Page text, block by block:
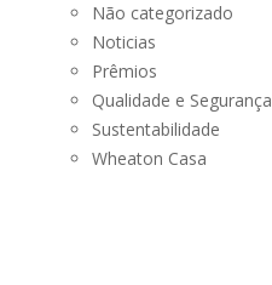
Não categorizado
Noticias
Prêmios
Qualidade e Segurança
Sustentabilidade
Wheaton Casa